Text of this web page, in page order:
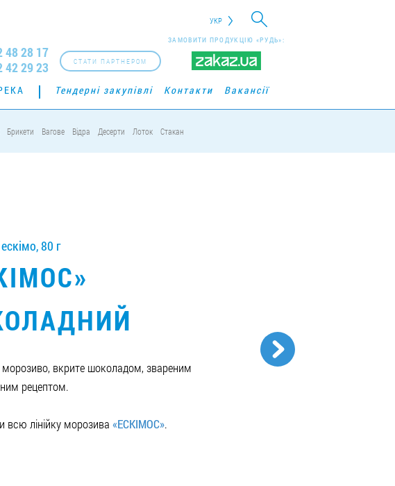
УКР
ЗАМОВИТИ ПРОДУКЦІЮ «РУДЬ»:
СТАТИ ПАРТНЕРОМ
48 28 17
42 29 23
Тендерні закупівлі Контакти Вакансії
Брикети Вагове Відра Десерти Лоток Стакан
80 г
вкрите шоколадом, звареним
рецептом.
всю лінійку морозива «ЕСКІМОС».